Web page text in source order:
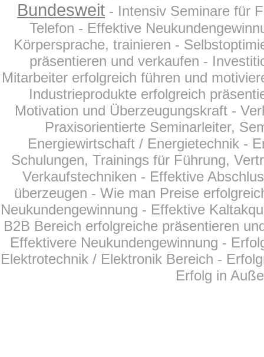
Bundesweit - Intensiv Seminare für
Telefon - Effektive
Körpersprache, trainieren -
präsentieren und verkaufen -
Mitarbeiter erfolgreich führen und
Industrieprodukte erfolgreich
Motivation und Überzeugungskraft -
Praxisorientierte Seminarleiter,
Energiewirtschaft / Energietechnik -
Schulungen, Trainings für Führung,
Verkaufstechniken - Effektive
überzeugen - Wie man Preise
Neukundengewinnung - Effektive
B2B Bereich erfolgreiche präsentieren
Effektivere Neukundengewinnung -
Elektrotechnik / Elektronik Bereich -
Erfolg in